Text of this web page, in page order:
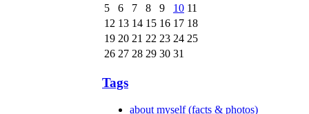
5
6 7 8 9 10 11
12 13 14 15 16 17 18
19 20 21 22 23 24 25
26 27 28 29 30 31
Tags
about myself (facts & photos)